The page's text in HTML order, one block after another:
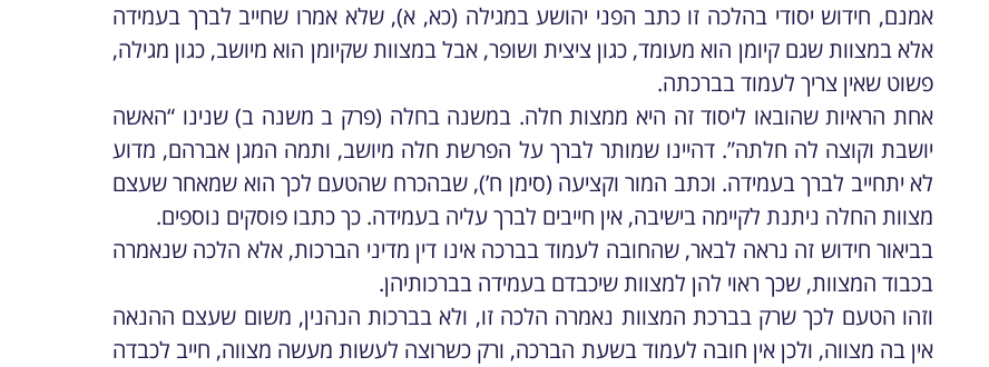
אמנם, חידוש יסודי בהלכה זו כתב הפני יהושע במגילה (כא, א), שלא אמרו שחייב לברך בעמידה
אלא במצוות שגם קיומן הוא מעומד, כגון ציצית ושופר, אבל במצוות שקיומן הוא מיושב, כגון מגילה,
פשוט שאין צריך לעמוד בברכתה.
אחת הראיות שהובאו ליסוד זה היא ממצות חלה. במשנה בחלה (פרק ב משנה ב) שנינו “האשה
יושבת וקוצה לה חלתה”. דהיינו שמותר לברך על הפרשת חלה מיושב, ותמה המגן אברהם, מדוע
לא יתחייב לברך בעמידה. וכתב המור וקציעה (סימן ח’), שבהכרח שהטעם לכך הוא שמאחר שעצם
מצוות החלה ניתנת לקיימה בישיבה, אין חייבים לברך עליה בעמידה. כך כתבו פוסקים נוספים.
בביאור חידוש זה נראה לבאר, שהחובה לעמוד בברכה אינו דין מדיני הברכות, אלא הלכה שנאמרה
בכבוד המצוות, שכך ראוי להן למצוות שיכבדם בעמידה בברכותיהן.
וזהו הטעם לכך שרק בברכת המצוות נאמרה הלכה זו, ולא בברכות הנהנין, משום שעצם ההנאה
אין בה מצווה, ולכן אין חובה לעמוד בשעת הברכה, ורק כשרוצה לעשות מעשה מצווה, חייב לכבדה